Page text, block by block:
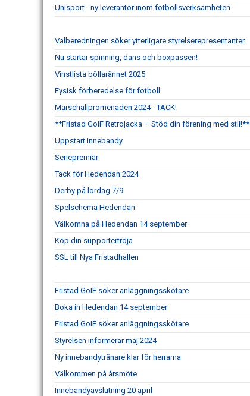
Unisport - ny leverantör inom fotbollsverksamheten
Valberedningen söker ytterligare styrelserepresentanter
Nu startar spinning, dans och boxpassen!
Vinstlista bôllarännet 2025
Fysisk förberedelse för fotboll
Marschallpromenaden 2024 - TACK!
**Fristad GoIF Retrojacka – Stöd din förening med stil!**
Uppstart innebandy
Seriepremiär
Tack för Hedendan 2024
Derby på lördag 7/9
Spelschema Hedendan
Välkomna på Hedendan 14 september
Köp din supportertröja
SSL till Nya Fristadhallen
Fristad GoIF söker anläggningsskötare
Boka in Hedendan 14 september
Fristad GoIF söker anläggningsskötare
Styrelsen informerar maj 2024
Ny innebandytränare klar för herrarna
Välkommen på årsmöte
Innebandyavslutning 20 april